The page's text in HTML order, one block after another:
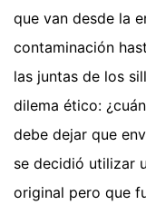
que van desde la
contaminación
las juntas de los
dilema ético:
debe dejar que
se decidió utilizar
original pero que